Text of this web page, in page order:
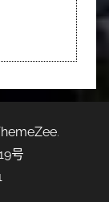
.
号